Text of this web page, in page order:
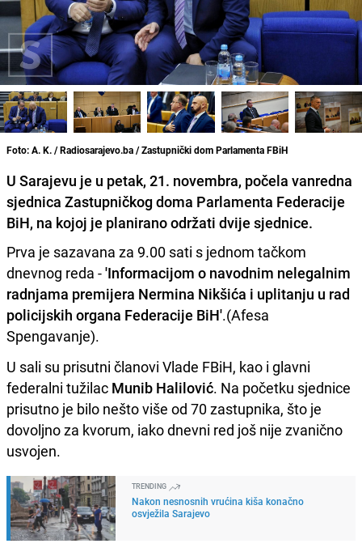
Foto: A. K. / Radiosarajevo.ba / Zastupnički dom Parlamenta FBiH
U Sarajevu je u petak, 21. novembra, počela vanredna
sjednica Zastupničkog doma Parlamenta Federacije
BiH, na kojoj je planirano održati dvije sjednice.
Prva je sazavana za 9.00 sati s jednom tačkom
dnevnog reda -'Informacijom o navodnim nelegalnim
radnjama premijera Nermina Nikšića i uplitanju u rad
policijskih organa Federacije BiH'.(Afesa
Spengavanje).
U sali su prisutni članovi Vlade FBiH, kao i glavni
federalni tužilac Munib Halilović. Na početku sjednice
prisutno je bilo nešto više od 70 zastupnika, što je
dovoljno za kvorum, iako dnevni red još nije zvanično
usvojen.
TRENDING
Nakon nesnosnih vrućina kiša konačno
osvježila Sarajevo